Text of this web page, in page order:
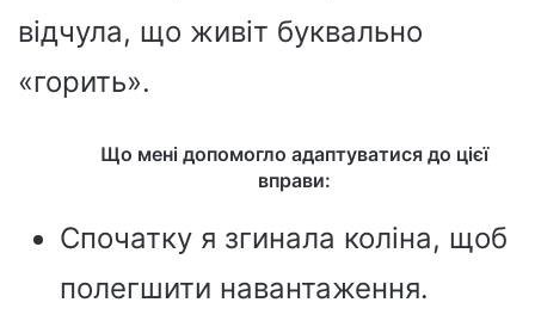
відчула, що живіт буквально
«горить».
Що мені допомогло адаптуватися до цієї
вправи:
Спочатку я згинала коліна, щоб
полегшити навантаження.